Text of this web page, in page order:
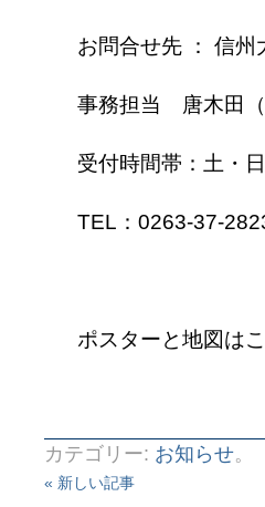
お問合せ先 ： 信
事務担当 唐木田
受付時間帯：土・
TEL：0263-37-
ポスターと地図
カテゴリー: お知らせ。
« 新しい記事